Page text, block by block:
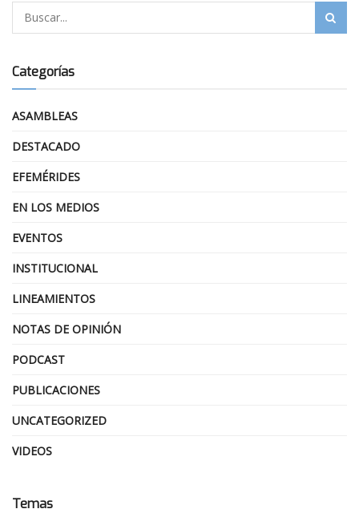
Categorías
ASAMBLEAS
DESTACADO
EFEMÉRIDES
EN LOS MEDIOS
EVENTOS
INSTITUCIONAL
LINEAMIENTOS
NOTAS DE OPINIÓN
PODCAST
PUBLICACIONES
UNCATEGORIZED
VIDEOS
Temas